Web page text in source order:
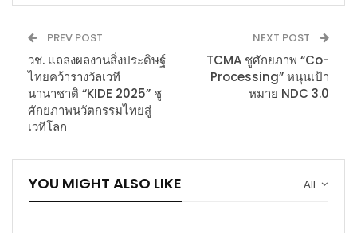
PREV POST
วช. แถลงผลงานสิ่งประดิษฐ์
ไทยคว้ารางวัลเวที
นานาชาติ “KIDE 2025” ชู
ศักยภาพนวัตกรรมไทยสู่
เวทีโลก
NEXT POST
TCMA ชูศักยภาพ “Co-
Processing” หนุนเป้า
หมาย NDC 3.0
All
YOU MIGHT ALSO LIKE